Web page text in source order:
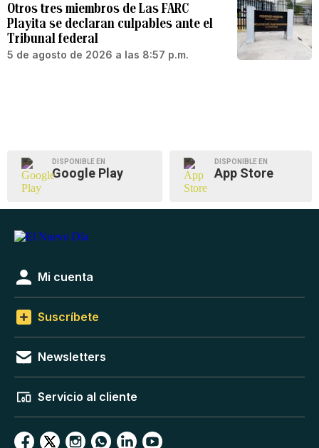
Otros tres miembros de Las FARC
Playita se declaran culpables ante el
Tribunal federal
5 de agosto de 2026 a las 8:57 p.m.
DISPONIBLE EN
Google Play
DISPONIBLE EN
App Store
Mi cuenta
Suscríbete
Newsletters
Servicio al cliente